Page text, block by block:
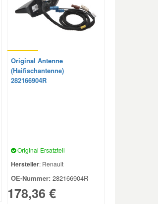
Original Antenne
(Haifischantenne)
282166904R
Original Ersatzteil
Hersteller: Renault
OE-Nummer: 282166904R
178,36 €